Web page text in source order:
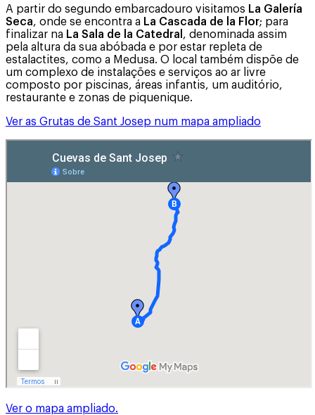
A partir do segundo embarcadouro visitamos La Galería
Seca, onde se encontra a La Cascada de la Flor; para
finalizar na La Sala de la Catedral , denominada assim
pela altura da sua abóbada e por estar repleta de
estalactites, como a Medusa. O local também dispõe de
um complexo de instalações e serviços ao ar livre
composto por piscinas, áreas infantis, um auditório,
restaurante e zonas de piquenique.
Ver as Grutas de Sant Josep num mapa ampliado
Ver o mapa ampliado.